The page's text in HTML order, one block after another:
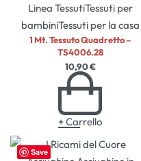
Linea TessutiTessuti per
bambiniTessuti per la casa
1 Mt. Tessuto Quadretto –
TS4006.28
10,90€
+ Carrello
Save